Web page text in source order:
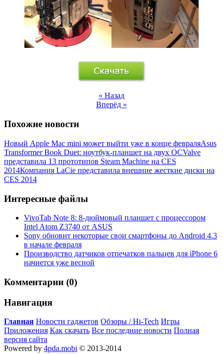
« Назад
Вперёд »
Похожие новости
Новый Apple Mac mini может выйти уже в конце февраляAsus
Transformer Book Duet: ноутбук-планшет на двух ОСValve
представила 13 прототипов Steam Machine на CES
2014Компания LaCie представила внешние жесткие диски на
CES 2014
Интересные файлы
VivoTab Note 8: 8-дюймовый планшет с процессором
Intel Atom Z3740 от ASUS
Sony обновит некоторые свои смартфоны до Android 4.3
в начале февраля
Производство датчиков отпечатков пальцев для iPhone 6
начнется уже весной
Комментарии (0)
Навигация
Главная Новости гаджетов Обзоры / Hi-Tech Игры
Приложения Как скачать Все последние новости Полная
версия сайта
Powered by 4pda.mobi © 2013-2014